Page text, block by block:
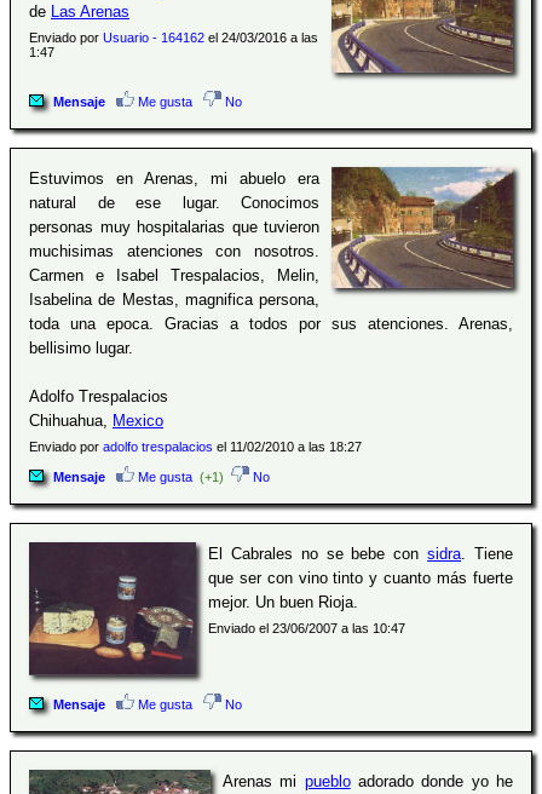
de
Las Arenas
Enviado por Usuario - 164162 el 24/03/2016 a las
1:47
Mensaje Me gusta No
Estuvimos en Arenas, mi abuelo era
natural de ese lugar. Conocimos
personas muy hospitalarias que tuvieron
muchisimas atenciones con nosotros.
Carmen e Isabel Trespalacios, Melin,
Isabelina de Mestas, magnifica persona,
toda una epoca. Gracias a todos por sus atenciones. Arenas,
bellisimo lugar.
Adolfo Trespalacios
Chihuahua,
Mexico
Enviado por adolfo trespalacios el 11/02/2010 a las 18:27
Mensaje Me gusta (+1) No
El Cabrales no se bebe considra . Tiene
que ser con vino tinto y cuanto más fuerte
mejor. Un buen Rioja.
Enviado el 23/06/2007 a las 10:47
Mensaje Me gusta No
Arenas mi puebloadorado donde yo he